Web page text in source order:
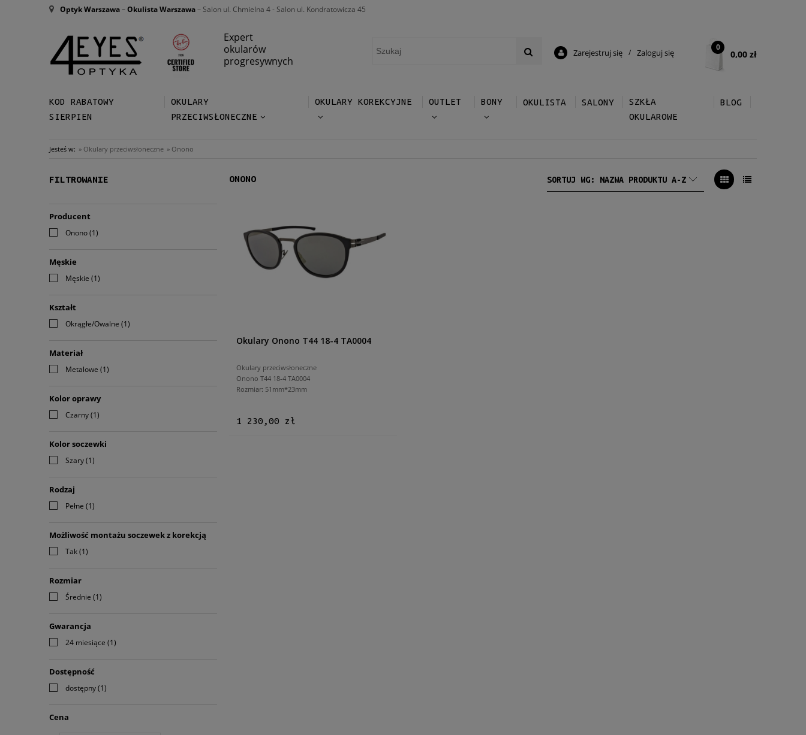
Optyk Warszawa–Okulista Warszawa– Salon ul. Chmielna 4 - Salon ul. Kondratowicza 45
Expert
okularów
progresywnych
0,00 zł
0
Zarejestruj się / Zaloguj się
KOD RABATOWY
SIERPIEN
OKULARY
PRZECIWSŁONECZNE
OKULARY KOREKCYJNE OUTLET BONY OKULISTA SALONY
SZKŁA
OKULAROWE
BLOG
Jesteś w: » Okulary przeciwsłoneczne » Onono
FILTROWANIE
Producent
Onono(1)
Męskie
Męskie (1)
Kształt
Okrągłe/Owalne (1)
Materiał
Metalowe (1)
Kolor oprawy
Czarny(1)
Kolor soczewki
Szary(1)
Rodzaj
Pełne (1)
Możliwość montażu soczewek z korekcją
Tak(1)
Rozmiar
Średnie (1)
Gwarancja
24 miesiące (1)
Dostępność
dostępny(1)
Cena
ONONO SORTUJ WG: NAZWA PRODUKTU A-Z
Okulary Onono T44 18-4 TA0004
Okulary przeciwsłoneczne
Onono T44 18-4 TA0004
Rozmiar: 51mm*23mm
1 230,00 zł